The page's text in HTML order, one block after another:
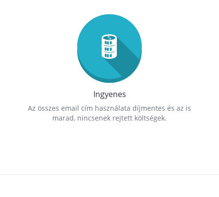
Ingyenes
Az összes email cím használata díjmentes és az is
marad, nincsenek rejtett költségek.